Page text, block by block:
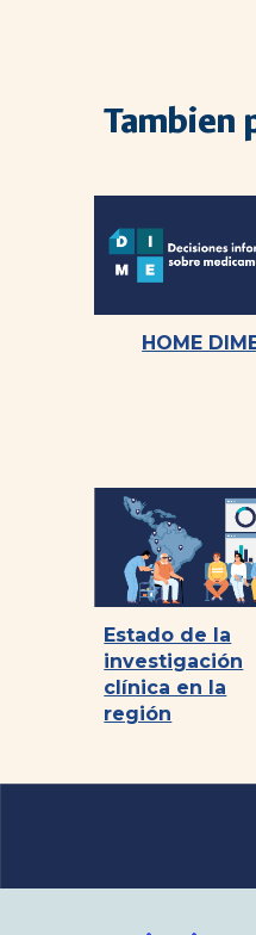
Tambien
HOME
Estado de la
investigación
clínica en la
región